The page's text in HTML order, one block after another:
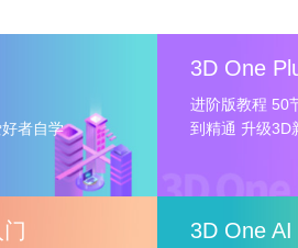
者自学
3D One
进阶版教程 50
到精通 升级3D
3D One AI